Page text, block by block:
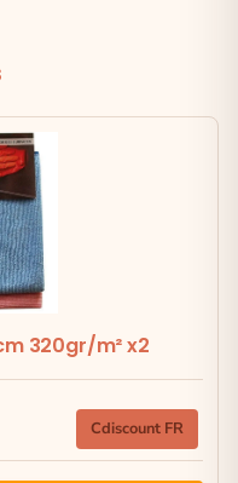
320gr/m² x2
Cdiscount FR